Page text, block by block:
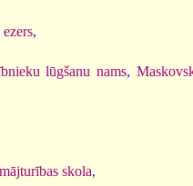
,
lūgšanu nams,
skola,